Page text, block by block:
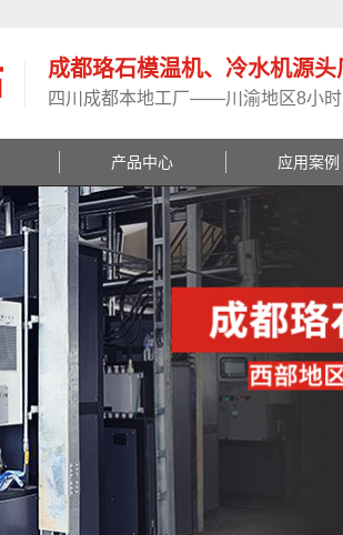
成都珞石模温机、冷水机源头
四川成都本地工厂——川渝地区8小时
产品中心 应用案例